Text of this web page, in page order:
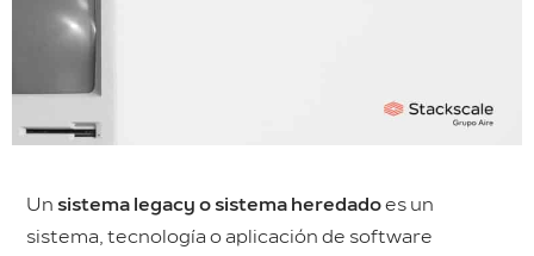
Unsistema legacy o sistema heredadoes un
sistema, tecnología o aplicación de software